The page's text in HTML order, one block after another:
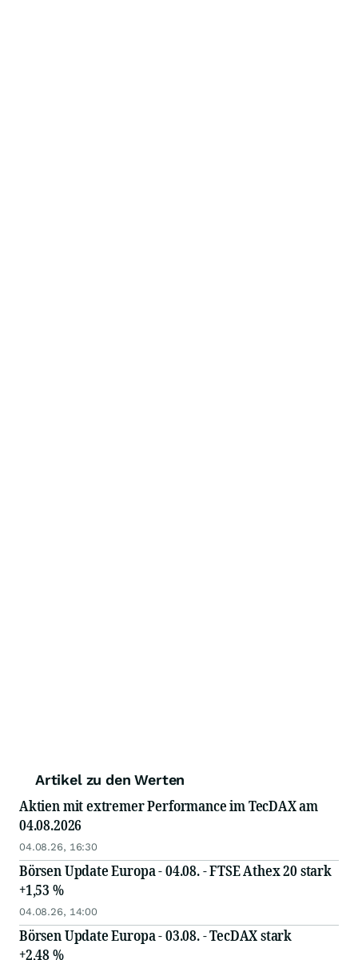
Artikel zu den Werten
Aktien mit extremer Performance im TecDAX am
04.08.2026
04.08.26, 16:30
Börsen Update Europa - 04.08. - FTSE Athex 20 stark
+1,53 %
04.08.26, 14:00
Börsen Update Europa - 03.08. - TecDAX stark
+2,48 %